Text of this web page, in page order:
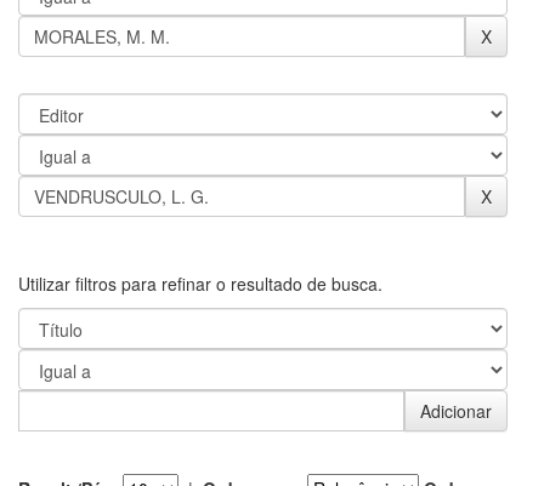
Utilizar filtros para refinar o resultado de busca.